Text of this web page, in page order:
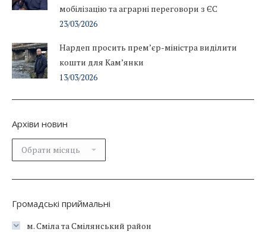
мобілізацію та аграрні переговори з ЄС
23/03/2026
Нардеп просить прем’єр-міністра виділити
кошти для Кам’янки
13/03/2026
Архіви новин
Архіви
новин
Громадські приймальні
м. Сміла та Смілянський район